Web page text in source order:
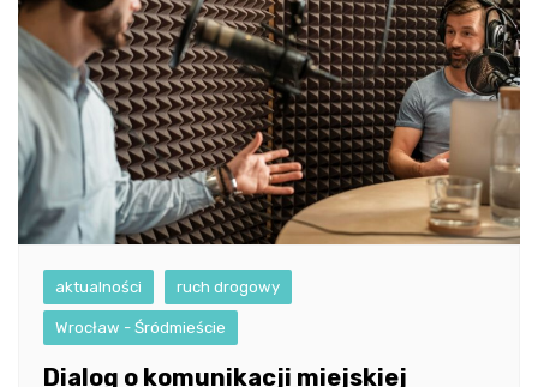
aktualności ruch drogowy
Wrocław - Śródmieście
Dialog o komunikacji miejskiej